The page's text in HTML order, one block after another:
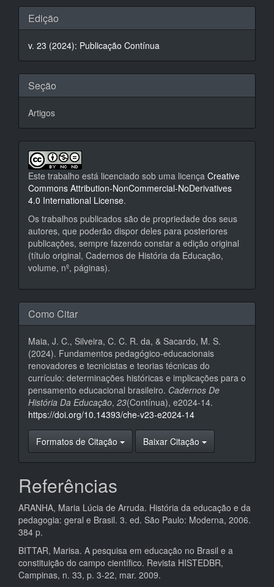
Detalhes
do
artigo
Edição
v. 23 (2024): Publicação Contínua
Seção
Artigos
Este trabalho está licenciado sob uma licença Creative
Commons Attribution-NonCommercial-NoDerivatives
4.0 International License.
Os trabalhos publicados são de propriedade dos seus
autores, que poderão dispor deles para posteriores
publicações, sempre fazendo constar a edição original
(título original, Cadernos de História da Educação,
volume, nº, páginas).
Como Citar
Maia, J. C., Silveira, C. C. R. da, & Sacardo, M. S.
(2024). Fundamentos pedagógico-educacionais
renovadores e tecnicistas e teorias técnicas do
currículo: determinações históricas e implicações para o
pensamento educacional brasileiro. Cadernos De
História Da Educação, 23(Contínua), e2024-14.
https://doi.org/10.14393/che-v23-e2024-14
Formatos de Citação Baixar Citação
Referências
ARANHA, Maria Lúcia de Arruda. História da educação e da
pedagogia: geral e Brasil. 3. ed. São Paulo: Moderna, 2006.
384 p.
BITTAR, Marisa. A pesquisa em educação no Brasil e a
constituição do campo científico. Revista HISTEDBR,
Campinas, n. 33, p. 3-22, mar. 2009.